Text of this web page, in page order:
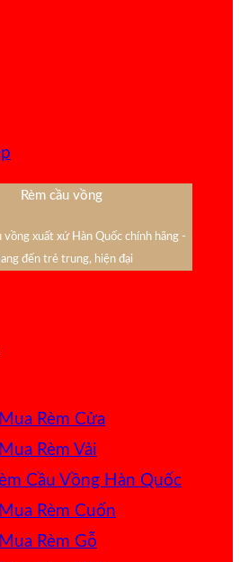
Rèm cầu vồng
vồng xuất xứ Hàn Quốc chính hãng -
đến trẻ trung, hiện đại
Rèm Cửa
Rèm Vải
Cầu Vồng Hàn Quốc
Rèm Cuốn
Rèm Gỗ